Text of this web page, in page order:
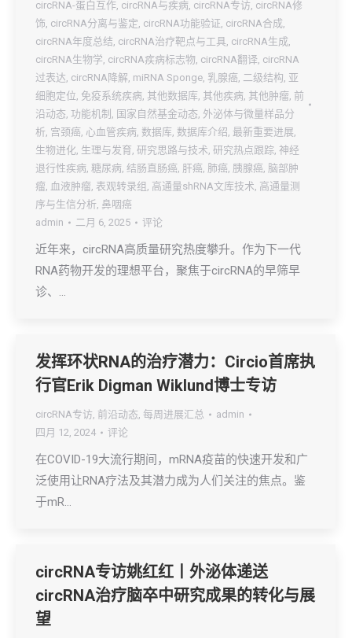
circRNA-蛋白互作, circRNA与疾病, circRNA专访, circRNA修
饰, circRNA分离与鉴定, circRNA功能验证, circRNA合成,
circRNA年度总结, circRNA治疗靶点与工具, circRNA生成,
circRNA生物学, circRNA疾病标志物, circRNA翻译, circRNA
过表达, circRNA降解, miRNA Sponge, 乳腺癌, 二级结构, 亚
细胞定位, 免疫系统疾病, 其他数据库, 其他疾病, 其他肿瘤, 前
沿动态, 功能机制 , 国家自然基金动态, 外泌体与微量样品分
析, 宫颈癌, 心血管疾病, 数据库, 数据库介绍, 最新重要进展,
生物进化, 生理与发育, 研究思路与技术, 研究热点跟踪, 神经
退行性疾病, 糖尿病, 结肠直肠癌, 肝癌, 肺癌, 胰腺癌, 脑部肿
瘤, 血液肿瘤, 表观转录组 , 高通量shRNA文库技术, 高通量测
序与生信分析, 鼻咽癌
admin
二月 6, 2025 评论
近年来，circRNA高质量研究热度攀升。作为下一代
RNA药物开发的理想平台，聚焦于circRNA的早筛早
诊、…
发挥环状RNA的治疗潜力：Circio首席执
行官Erik Digman Wiklund博士专访
circRNA专访, 前沿动态, 每周进展汇总
admin
四月 12, 2024
评论
在COVID-19大流行期间，mRNA疫苗的快速开发和广
泛使用让RNA疗法及其潜力成为人们关注的焦点。鉴
于mR…
circRNA专访姚红红丨外泌体递送
circRNA治疗脑卒中研究成果的转化与展
望